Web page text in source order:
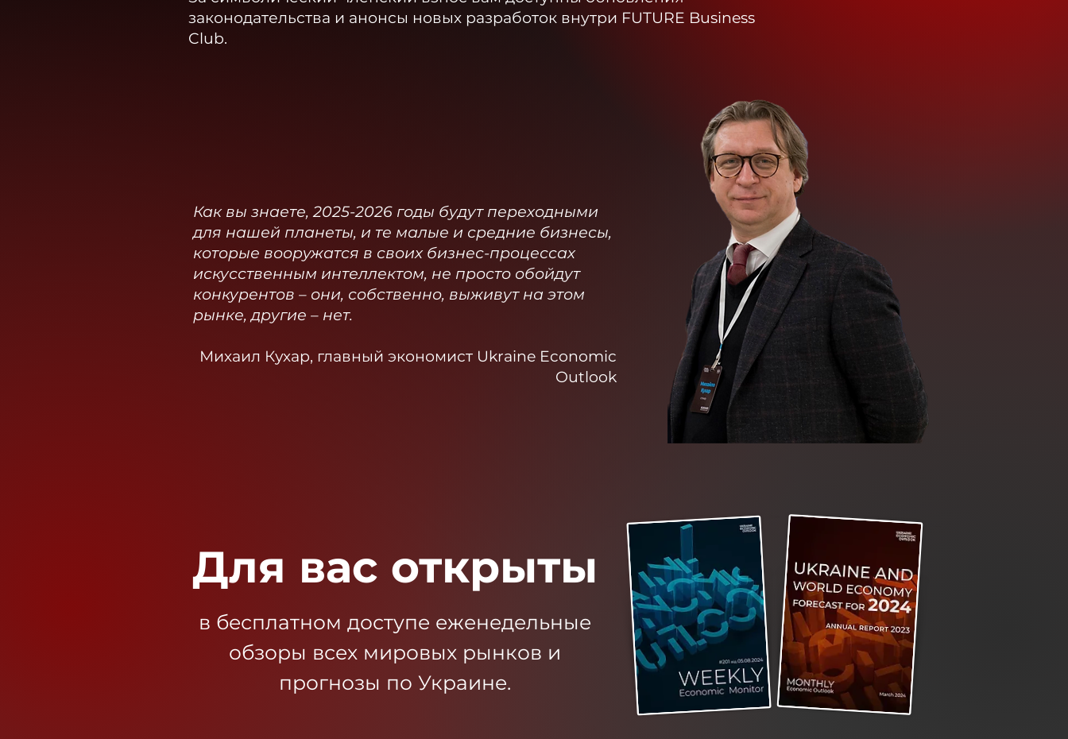
законодательства и анонсы новых разработок внутри FUTURE Business
Club.​
Как вы знаете, 2025-2026 годы будут переходными
для нашей планеты, и те малые и средние бизнесы,
которые вооружатся в своих бизнес-процессах
искусственным интеллектом, не просто обойдут
конкурентов – они, собственно, выживут на этом
рынке, другие – нет.
Михаил Кухар, главный экономист Ukraine Economic
Outlook
Для вас открыты
в бесплатном доступе еженедельные
обзоры всех мировых рынков и
прогнозы по Украине.